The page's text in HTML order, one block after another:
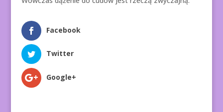
Facebook
Twitter
Google+